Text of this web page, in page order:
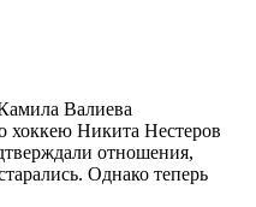
Валиева
Никита Нестеров
отношения,
Однако теперь